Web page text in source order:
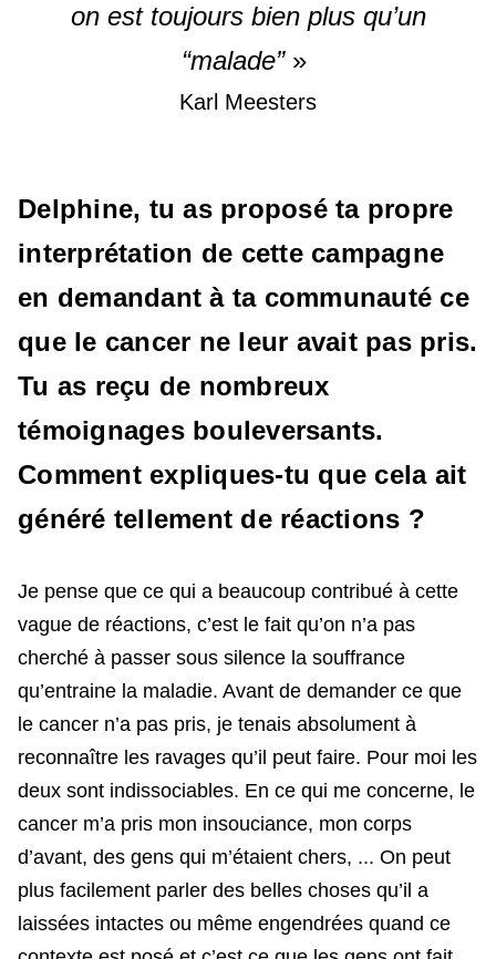
on est toujours bien plus qu’un
“malade”»
Karl Meesters
Delphine, tu as proposé ta propre
interprétation de cette campagne
en demandant à ta communauté ce
que le cancer ne leur avait pas pris.
Tu as reçu de nombreux
témoignages bouleversants.
Comment expliques-tu que cela ait
généré tellement de réactions ?
Je pense que ce qui a beaucoup contribué à cette
vague de réactions, c’est le fait qu’on n’a pas
cherché à passer sous silence la souffrance
qu’entraine la maladie. Avant de demander ce que
le cancer n’a pas pris, je tenais absolument à
reconnaître les ravages qu’il peut faire. Pour moi les
deux sont indissociables. En ce qui me concerne, le
cancer m’a pris mon insouciance, mon corps
d’avant, des gens qui m’étaient chers, ... On peut
plus facilement parler des belles choses qu’il a
laissées intactes ou même engendrées quand ce